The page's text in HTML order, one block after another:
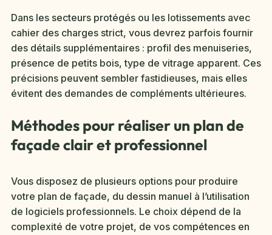
Dans les secteurs protégés ou les lotissements avec
cahier des charges strict, vous devrez parfois fournir
des détails supplémentaires : profil des menuiseries,
présence de petits bois, type de vitrage apparent. Ces
précisions peuvent sembler fastidieuses, mais elles
évitent des demandes de compléments ultérieures.
Méthodes pour réaliser un plan de
façade clair et professionnel
Vous disposez de plusieurs options pour produire
votre plan de façade, du dessin manuel à l’utilisation
de logiciels professionnels. Le choix dépend de la
complexité de votre projet, de vos compétences en